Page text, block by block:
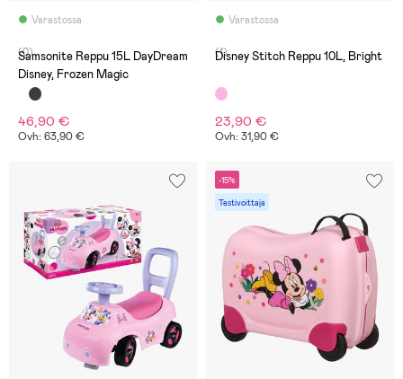
Varastossa
(0)
Samsonite Reppu 15L DayDream
Disney, Frozen Magic
46,90 €
Ovh: 63,90 €
Varastossa
(1)
Disney Stitch Reppu 10L, Bright
23,90 €
Ovh: 31,90 €
-15%
Testivoittaja